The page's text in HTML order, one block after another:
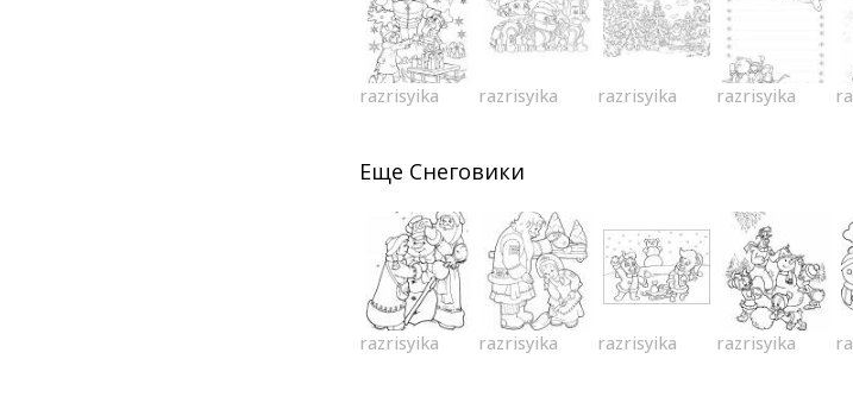
razrisyika razrisyika razrisyika razrisyika
Еще Снеговики
razrisyika razrisyika razrisyika razrisyika